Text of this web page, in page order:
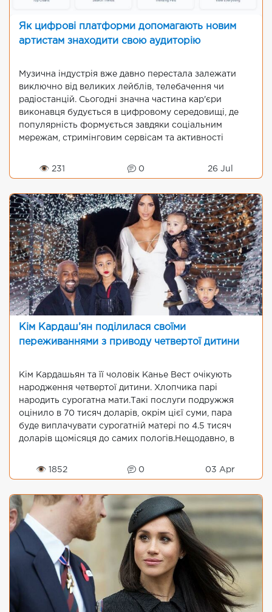
Як цифрові платформи допомагають новим
артистам знаходити свою аудиторію
Музична індустрія вже давно перестала залежати
виключно від великих лейблів, телебачення чи
радіостанцій. Сьогодні значна частина кар'єри
виконавця будується в цифровому середовищі, де
популярність формується завдяки соціальним
мережам, стримінговим сервісам та активності
👁 231 0 26 Jul
Кім Кардаш’ян поділилася своїми
переживаннями з приводу четвертої дитини
Кім Кардашьян та її чоловік Канье Вест очікують
народження четвертої дитини. Хлопчика парі
народить сурогатна мати.Такі послуги подружжя
оцінило в 70 тисяч доларів, окрім цієї суми, пара
буде виплачувати сурогатній матері по 4.5 тисяч
доларів щомісяця до самих пологів.Нещодавно, в
👁 1852 0 03 Apr